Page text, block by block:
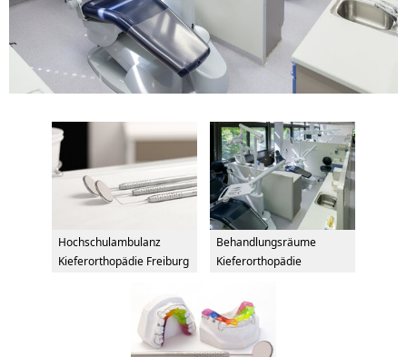
Hochschulambulanz
Kieferorthopädie Freiburg
Behandlungsräume
Kieferorthopädie